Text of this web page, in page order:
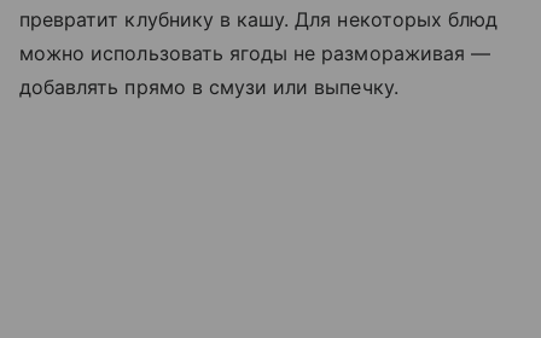
превратит клубнику в кашу. Для некоторых блюд
можно использовать ягоды не размораживая —
добавлять прямо в смузи или выпечку.